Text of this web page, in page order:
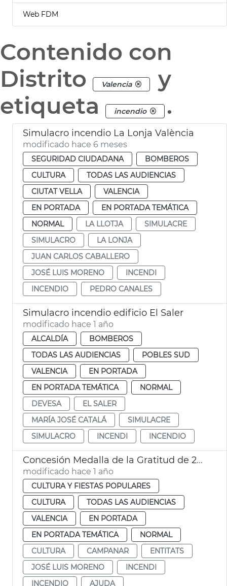
Web FDM
Contenido con
Distrito
Valencia
y
etiqueta
incendio .
Simulacro incendio La Lonja València
modificado hace 6 meses
SEGURIDAD CIUDADANA
BOMBEROS
CULTURA
TODAS LAS AUDIENCIAS
CIUTAT VELLA
VALENCIA
EN PORTADA
EN PORTADA TEMÁTICA
NORMAL
LA LLOTJA
SIMULACRE
SIMULACRO
LA LONJA
JUAN CARLOS CABALLERO
JOSÉ LUIS MORENO
INCENDI
INCENDIO
PEDRO CANALES
Simulacro incendio edificio El Saler
modificado hace 1 año
ALCALDÍA
BOMBEROS
TODAS LAS AUDIENCIAS
POBLES SUD
VALENCIA
EN PORTADA
EN PORTADA TEMÁTICA
NORMAL
DEVESA
EL SALER
MARÍA JOSÉ CATALÁ
SIMULACRE
SIMULACRO
INCENDI INCENDIO
Concesión Medalla de la Gratitud de 2025 a 63 entidades
modificado hace 1 año
CULTURA Y FIESTAS POPULARES
CULTURA
TODAS LAS AUDIENCIAS
VALENCIA
EN PORTADA
EN PORTADA TEMÁTICA
NORMAL
CULTURA
CAMPANAR
ENTITATS
JOSÉ LUIS MORENO
INCENDI
INCENDIO
AJUDA